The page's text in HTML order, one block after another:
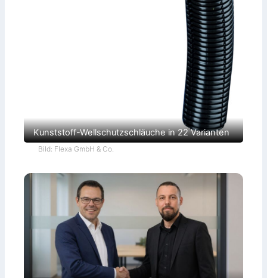
Kunststoff-Wellschutzschläuche in 22 Varianten
Bild: Flexa GmbH & Co.